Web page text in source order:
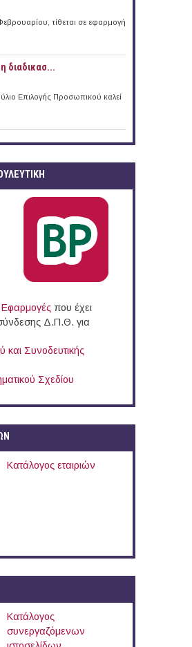
τίθεται σε εφαρμογή
διαδικασ...
Επιλογής Προσωπικού καλεί
που έχει
Δ.Π.Θ. για
και Συνοδευτικής
Σχεδίου
Κατάλογος εταιριών
Κατάλογος
συνεργαζόμενων